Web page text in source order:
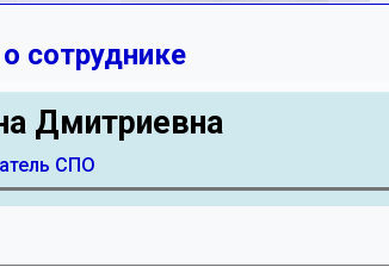
сотруднике
Дмитриевна
СПО